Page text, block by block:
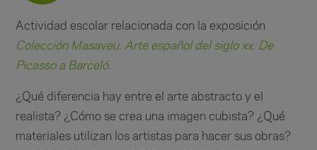
Actividad escolar relacionada con la exposición
Colección Masaveu. Arte español del siglo xx. De
Picasso a Barceló.
¿Qué diferencia hay entre el arte abstracto y el
realista? ¿Cómo se crea una imagen cubista? ¿Qué
materiales utilizan los artistas para hacer sus obras?